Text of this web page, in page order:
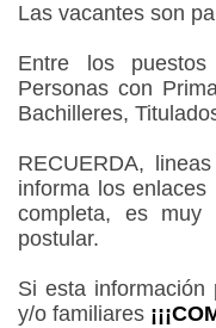
Las vacantes son
Entre los
Personas con
Bachilleres,
RECUERDA,
informa los
completa, es muy
postular.
Si esta información
y/o familiares